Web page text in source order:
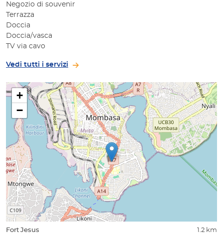
Negozio di souvenir
Terrazza
Doccia
Doccia/vasca
TV via cavo
Vedi tutti i servizi
+
−
Fort Jesus
1.2 km